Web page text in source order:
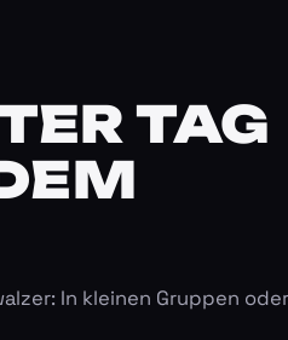
TAG
In kleinen Gruppen